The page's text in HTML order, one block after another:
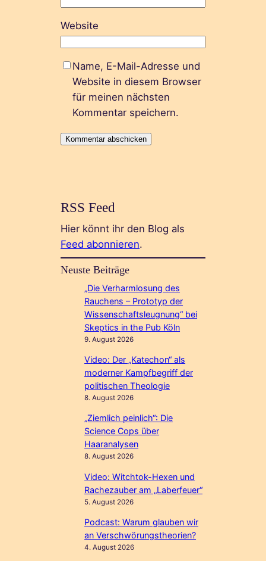
Website
Name, E-Mail-Adresse und
Website in diesem Browser
für meinen nächsten
Kommentar speichern.
RSS Feed
Hier könnt ihr den Blog als
Feed abonnieren.
Neuste Beiträge
„Die Verharmlosung des
Rauchens – Prototyp der
Wissenschaftsleugnung“ bei
Skeptics in the Pub Köln
9. August 2026
Video: Der „Katechon“ als
moderner Kampfbegriff der
politischen Theologie
8. August 2026
„Ziemlich peinlich“: Die
Science Cops über
Haaranalysen
8. August 2026
Video: Witchtok-Hexen und
Rachezauber am „Laberfeuer“
5. August 2026
Podcast: Warum glauben wir
an Verschwörungstheorien?
4. August 2026